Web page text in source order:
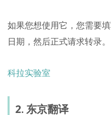
如果您想使用它，您需要
日期，然后正式请求转录。
科拉实验室
2. 东京翻译